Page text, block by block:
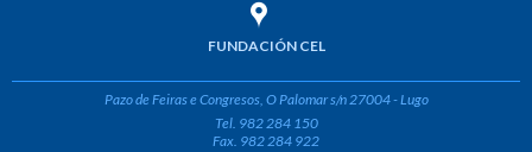
FUNDACIÓN CEL
Pazo de Feiras e Congresos, O Palomar s/n 27004 - Lugo
Tel. 982 284 150
Fax. 982 284 922